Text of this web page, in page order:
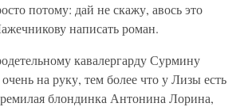
потому: дай не скажу, авось это
написать роман.
кавалергарду Сурмину
на руку, тем более что у Лизы есть
блондинка Антонина Лорина,